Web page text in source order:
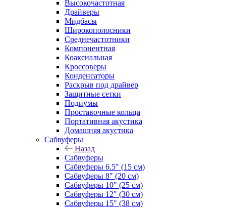
Высокочастотная
Драйверы
Мидбасы
Широкополосники
Среднечастотники
Компонентная
Коаксиальная
Кроссоверы
Конденсаторы
Раскрыв под драйвер
Защитные сетки
Подиумы
Проставочные кольца
Портативная акустика
Домашняя акустика
Сабвуферы
Назад
Сабвуферы
Сабвуферы 6.5" (15 см)
Сабвуферы 8" (20 см)
Сабвуферы 10" (25 см)
Сабвуферы 12" (30 см)
Сабвуферы 15" (38 см)